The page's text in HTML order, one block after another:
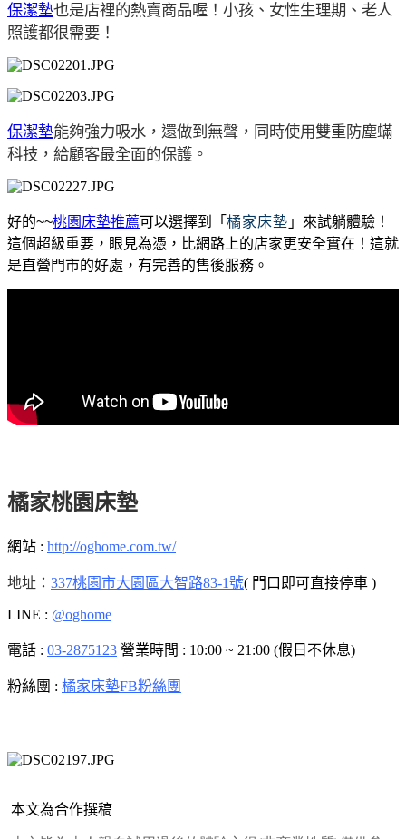
保潔墊也是店裡的熱賣商品喔！小孩、女性生理期、老人
照護都很需要！
保潔墊能夠強力吸水，還做到無聲，同時使用雙重防塵蟎
科技，給顧客最全面的保護。
好的~~桃園床墊推薦可以選擇到「 橘家床墊 」來試躺體驗！
這個超級重要，眼見為憑，比網路上的店家更安全實在！這就
是直營門市的好處，有完善的售後服務。
橘家桃園床墊
網站 : http://oghome.com.tw/
地址： 337桃園市大園區大智路83-1號( 門口即可直接停車 )
LINE : @oghome
電話 : 03-2875123 營業時間 : 10:00 ~ 21:00 (假日不休息)
粉絲團 : 橘家床墊FB粉絲團
本文為合作撰稿